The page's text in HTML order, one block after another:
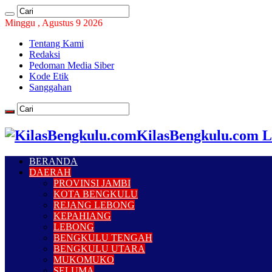
Minggu , Agustus 9 2026
Tentang Kami
Redaksi
Pedoman Media Siber
Kode Etik
Sanggahan
KilasBengkulu.com
BERANDA
DAERAH
PROVINSI JAMBI
KOTA BENGKULU
REJANG LEBONG
KEPAHIANG
LEBONG
BENGKULU TENGAH
BENGKULU UTARA
MUKOMUKO